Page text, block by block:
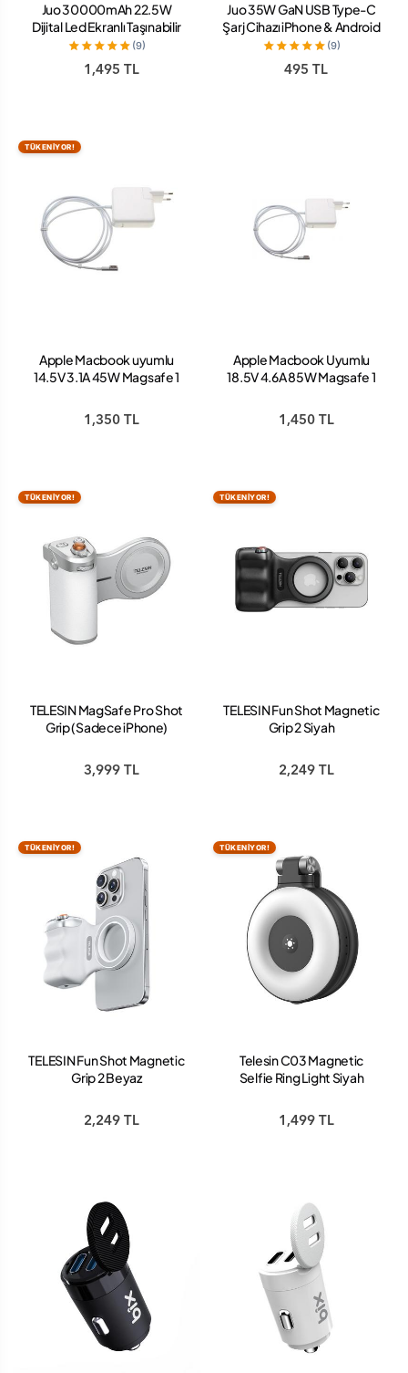
Juo 30000mAh 22.5W
Dijital Led Ekranlı Taşınabilir
Hızlı Şarj Cihazı Powerbank
Beyaz
(9)
1,495 TL
Juo 35W GaN USB Type-C
Şarj Cihazı iPhone & Android
& iPad Uyumlu PD Hızlı Şarj
Aleti
(9)
495 TL
TÜKENİYOR!
Apple Macbook uyumlu
14.5V 3.1A 45W Magsafe 1
1,350 TL
Apple Macbook Uyumlu
18.5V 4.6A 85W Magsafe 1
1,450 TL
TÜKENİYOR!
TELESIN MagSafe Pro Shot
Grip (Sadece iPhone)
3,999 TL
TÜKENİYOR!
TELESIN Fun Shot Magnetic
Grip 2 Siyah
2,249 TL
TÜKENİYOR!
TELESIN Fun Shot Magnetic
Grip 2 Beyaz
2,249 TL
TÜKENİYOR!
Telesin C03 Magnetic
Selfie Ring Light Siyah
1,499 TL